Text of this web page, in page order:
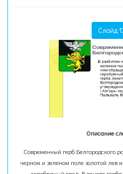
Слайд
Описание
Современный герб Белгородского
черном и зеленом поле золотой